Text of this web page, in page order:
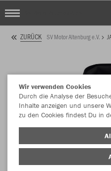
ZURÜCK SV Motor Altenburg e.V.
Wir verwenden Cookies
Durch die Analyse der
Inhalte anzeigen und unsere
zu den Cookies findest Du in